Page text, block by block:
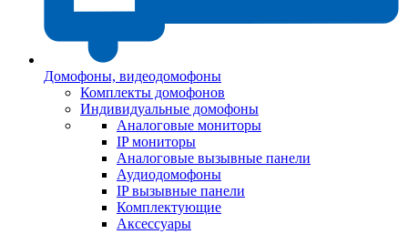
Домофоны, видеодомофоны
Комплекты домофонов
Индивидуальные домофоны
Аналоговые мониторы
IP мониторы
Аналоговые вызывные панели
Аудиодомофоны
IP вызывные панели
Комплектующие
Аксессуары